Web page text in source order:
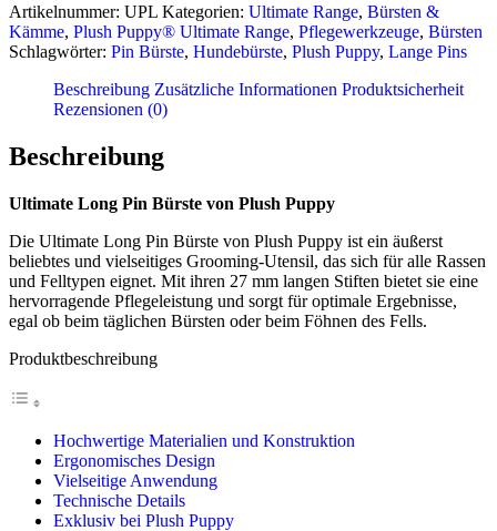
Artikelnummer: UPL Kategorien: Ultimate Range, Bürsten &
Kämme, Plush Puppy® Ultimate Range, Pflegewerkzeuge, Bürsten
Schlagwörter: Pin Bürste, Hundebürste, Plush Puppy, Lange Pins
Beschreibung Zusätzliche Informationen Produktsicherheit
Rezensionen (0)
Beschreibung
Ultimate Long Pin Bürste von Plush Puppy
Die Ultimate Long Pin Bürste von Plush Puppy ist ein äußerst
beliebtes und vielseitiges Grooming-Utensil, das sich für alle Rassen
und Felltypen eignet. Mit ihren 27 mm langen Stiften bietet sie eine
hervorragende Pflegeleistung und sorgt für optimale Ergebnisse,
egal ob beim täglichen Bürsten oder beim Föhnen des Fells.
Produktbeschreibung
Hochwertige Materialien und Konstruktion
Ergonomisches Design
Vielseitige Anwendung
Technische Details
Exklusiv bei Plush Puppy